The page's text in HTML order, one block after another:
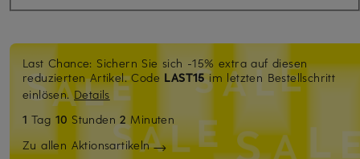
Last Chance: Sichern Sie sich -15% extra auf diesen
reduzierten Artikel. Code LAST15im letzten Bestellschritt
einlösen.Details
1 Tag 10 Stunden2 Minuten
Zu allen Aktionsartikeln